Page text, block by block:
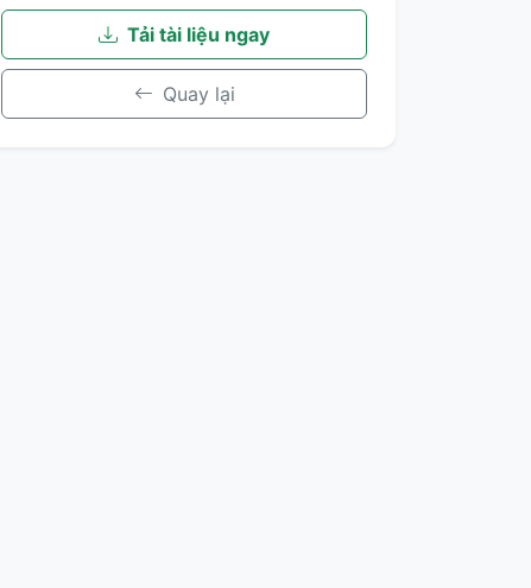
Tải tài liệu ngay
Quay lại